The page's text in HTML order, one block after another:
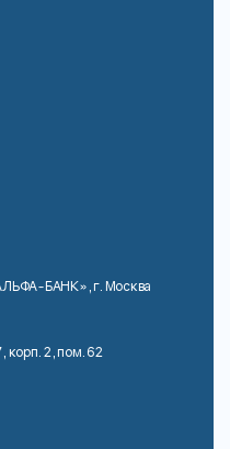
БАНК», г. Москва
корп. 2, пом. 62